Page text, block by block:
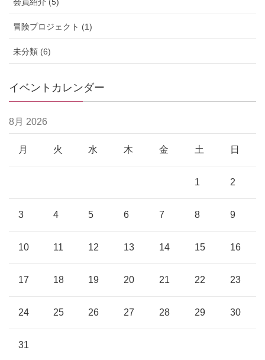
冒険プロジェクト (1)
未分類 (6)
イベントカレンダー
8月 2026
月 火 水 木 金 土 日
1 2
3 4 5 6 7 8 9
10 11 12 13 14 15 16
17 18 19 20 21 22 23
24 25 26 27 28 29 30
31